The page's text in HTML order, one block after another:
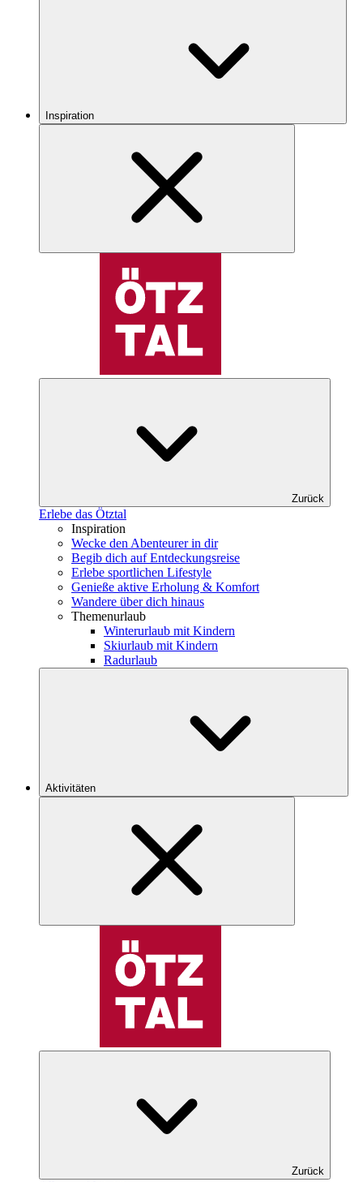
Inspiration
Zurück
Erlebe das Ötztal
Inspiration
Wecke den Abenteurer in dir
Begib dich auf Entdeckungsreise
Erlebe sportlichen Lifestyle
Genieße aktive Erholung & Komfort
Wandere über dich hinaus
Themenurlaub
Winterurlaub mit Kindern
Skiurlaub mit Kindern
Radurlaub
Aktivitäten
Zurück